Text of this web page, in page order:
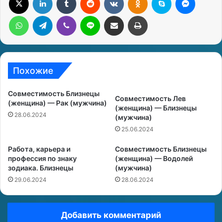
Похожие
Совместимость Близнецы
(женщина) — Рак (мужчина)
28.06.2024
Совместимость Лев
(женщина) — Близнецы
(мужчина)
25.06.2024
Работа, карьера и
профессия по знаку
зодиака. Близнецы
29.06.2024
Совместимость Близнецы
(женщина) — Водолей
(мужчина)
28.06.2024
Добавить комментарий